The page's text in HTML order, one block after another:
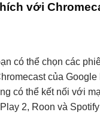
với
có thể chọn các
của
có thể kết nối với
2, Roon và